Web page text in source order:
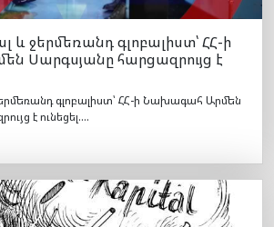
և ջերմեռանդ գլոբալիստ՝ ՀՀ-ի
Սարգսյանը հարցազրույց է
գլոբալիստ՝ ՀՀ-ի Նախագահ Արմեն
է ունեցել....